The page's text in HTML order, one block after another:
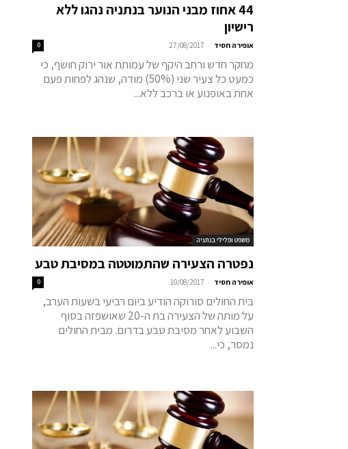
44 אחוז מבני הנוער בנתניה נהגו ללא
רישיון
אופירה חסיד -
27/08/2017
0
מחקר חדש ורחב היקף של עמותת אור ירוק חושף, כי
כמעט כל צעיר שני (50%) מודה, שנהג לפחות פעם
אחת באופנוע או ברכב ללא...
משפט ופלילי בנתניה
נפטרה הצעירה שהתמוטטה במסיבת טבע
אופירה חסיד -
10/08/2017
0
בית החולים סורוקה הודיע ביום רביעי בשעות הערב,
על מותה של הצעירה בת ה-20 שאושפזה בסוף
השבוע לאחר מסיבת טבע בדרום. מבית החולים
נמסר, כי...